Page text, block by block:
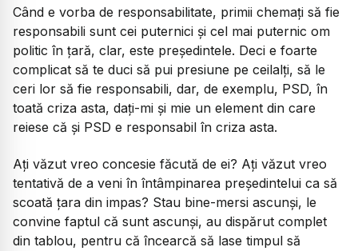
Când e vorba de responsabilitate, primii chemați să fie
responsabili sunt cei puternici și cel mai puternic om
politic în țară, clar, este președintele. Deci e foarte
complicat să te duci să pui presiune pe ceilalți, să le
ceri lor să fie responsabili, dar, de exemplu, PSD, în
toată criza asta, dați-mi și mie un element din care
reiese că și PSD e responsabil în criza asta.
Ați văzut vreo concesie făcută de ei? Ați văzut vreo
tentativă de a veni în întâmpinarea președintelui ca să
scoată țara din impas? Stau bine-mersi ascunși, le
convine faptul că sunt ascunși, au dispărut complet
din tablou, pentru că încearcă să lase timpul să